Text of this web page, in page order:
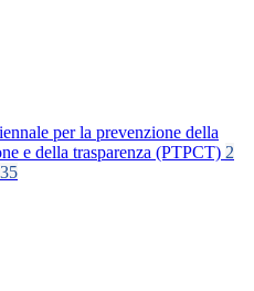
per la prevenzione della
e della trasparenza (PTPCT) 2